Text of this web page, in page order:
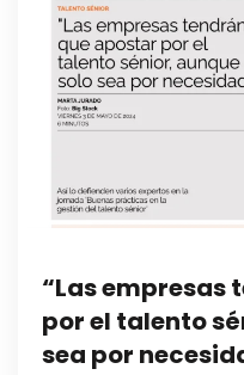
“Las empresas
por el talento
sea por